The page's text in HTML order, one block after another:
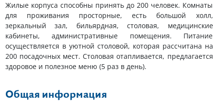
Жилые корпуса способны принять до 200 человек. Комнаты
для проживания просторные, есть большой холл,
зеркальный зал, бильярдная, столовая, медицинские
кабинеты, административные помещения. Питание
осуществляется в уютной столовой, которая рассчитана на
200 посадочных мест. Столовая отапливается, предлагается
здоровое и полезное меню (5 раз в день).
Общая информация